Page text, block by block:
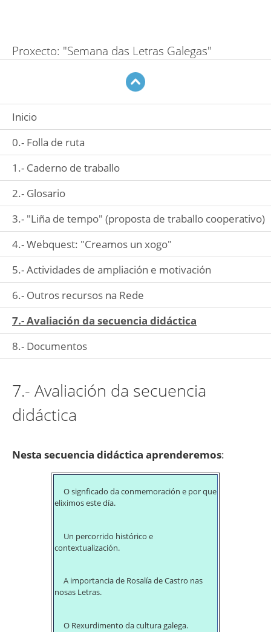
Proxecto: "Semana das Letras Galegas"
Menú
Inicio
0.- Folla de ruta
1.- Caderno de traballo
2.- Glosario
3.- "Liña de tempo" (proposta de traballo cooperativo)
4.- Webquest: "Creamos un xogo"
5.- Actividades de ampliación e motivación
6.- Outros recursos na Rede
7.- Avaliación da secuencia didáctica
8.- Documentos
7.- Avaliación da secuencia
didáctica
Nesta secuencia didáctica aprenderemos:
O signficado da conmemoración e por que
eliximos este día.
Un percorrido histórico e
contextualización.
A importancia de Rosalía de Castro nas
nosas Letras.
O Rexurdimento da cultura galega.